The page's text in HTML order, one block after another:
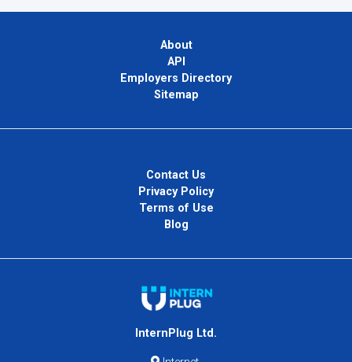
About
API
Employers Directory
Sitemap
Contact Us
Privacy Policy
Terms of Use
Blog
InternPlug Ltd.